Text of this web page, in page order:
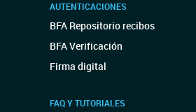
AUTENTICACIONES
BFA Repositorio recibos
BFA Verificación
Firma digital
FAQ Y TUTORIALES